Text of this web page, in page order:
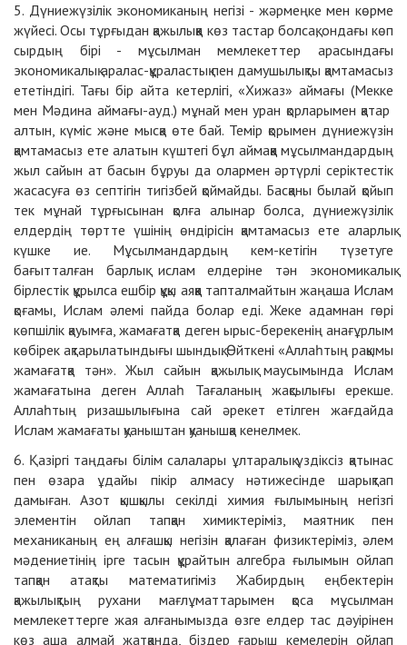
5. Дүниежүзілік экономиканың негізі - жәрмеңке мен көрме
жүйесі. Осы тұрғыдан қажылыққа көз тастар болсақ, ондағы көп
сырдың бірі - мұсылман мемлекеттер арасындағы
экономикалық аралас-құраластық пен дамушылықты қамтамасыз
ететіндігі. Тағы бір айта кетерлігі, «Хижаз» аймағы (Мекке
мен Мәдина аймағы-ауд.) мұнай мен уран қорларымен қатар
алтын, күміс және мысқа өте бай. Темір қорымен дүниежүзін
қамтамасыз ете алатын күштегі бұл аймаққа мұсылмандардың
жыл сайын ат басын бұруы да олармен әртүрлі серіктестік
жасасуға өз септігін тигізбей қоймайды. Басқаны былай қойып
тек мұнай тұрғысынан қолға алынар болса, дүниежүзілік
елдердің төртте үшінің өндірісін қамтамасыз ете аларлық
күшке ие. Мұсылмандардың кем-кетігін түзетуге
бағытталған барлық ислам елдеріне тән экономикалық
бірлестік құрылса ешбір құқы аяққа тапталмайтын жаңаша Ислам
қоғамы, Ислам әлемі пайда болар еді. Жеке адамнан гөрі
көпшілік қауымға, жамағатқа деген ырыс-берекенің анағұрлым
көбірек ақтарылатындығы шындық. Өйткені «Аллаһтың рақымы
жамағатқа тән». Жыл сайын қажылық маусымында Ислам
жамағатына деген Аллаһ Тағаланың жақсылығы ерекше.
Аллаһтың ризашылығына сай әрекет етілген жағдайда
Ислам жамағаты қуаныштан қуанышқа кенелмек.
6. Қазіргі таңдағы білім салалары ұлтаралық үздіксіз қатынас
пен өзара ұдайы пікір алмасу нәтижесінде шарықтап
дамыған. Азот қышқылы секілді химия ғылымының негізгі
элементін ойлап тапқан химиктеріміз, маятник пен
механиканың ең алғашқы негізін қалаған физиктеріміз, әлем
мәдениетінің ірге тасын құрайтын алгебра ғылымын ойлап
тапқан атақты математигіміз Жабирдың еңбектерін
қажылықтың рухани мағлұматтарымен қоса мұсылман
мемлекеттерге жая алғанымызда өзге елдер тас дәуірінен
көз аша алмай жатқанда, біздер ғарыш кемелерін ойлап